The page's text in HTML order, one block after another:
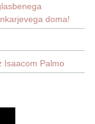
doma!
Isaacom Palmo